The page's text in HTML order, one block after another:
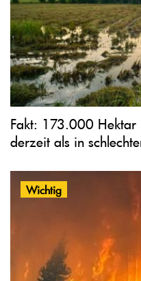
Fakt: 173.000 Hektar
derzeit als in
Wichtig